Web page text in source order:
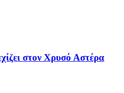
στον Χρυσό Αστέρα